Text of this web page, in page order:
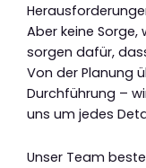
Aber keine
sorgen dafür,
Von der Planung
Durchführung –
uns um jedes
Unser Team